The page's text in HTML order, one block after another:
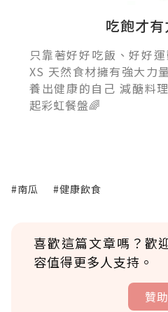
吃飽才
只靠著好好吃飯、好好
XS 天然食材擁有強大力
養出健康的自己 減醣料
起彩虹餐盤🌈
#南瓜 #健康飲食
喜歡這篇文章嗎？歡
容值得更多人支持。
贊助